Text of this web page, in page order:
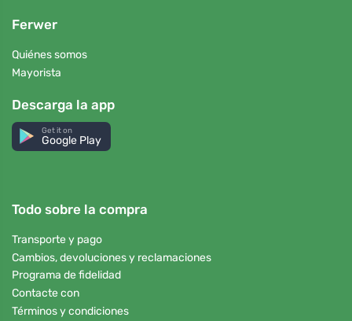
Ferwer
Quiénes somos
Mayorista
Descarga la app
Get it on
Google Play
Todo sobre la compra
Transporte y pago
Cambios, devoluciones y reclamaciones
Programa de fidelidad
Contacte con
Términos y condiciones